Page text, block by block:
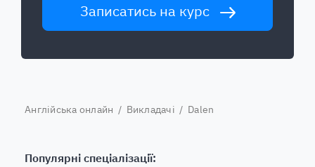
Записатись на курс
Англійська онлайн / Викладачі / Dalen
Популярні спеціалізації: